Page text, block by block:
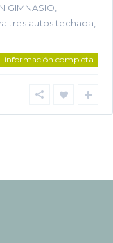
GIMNASIO,
tres autos techada,
información completa